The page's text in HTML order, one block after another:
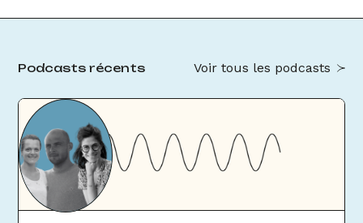
Podcasts récents Voir tous les podcasts